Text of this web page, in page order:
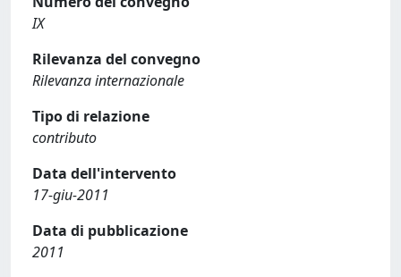
IX
Rilevanza del convegno
Rilevanza internazionale
Tipo di relazione
contributo
Data dell'intervento
17-giu-2011
Data di pubblicazione
2011